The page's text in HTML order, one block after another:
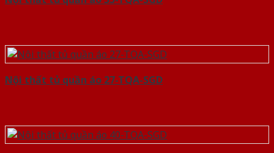
Nội thất tủ quần áo 27-TQA-SGD